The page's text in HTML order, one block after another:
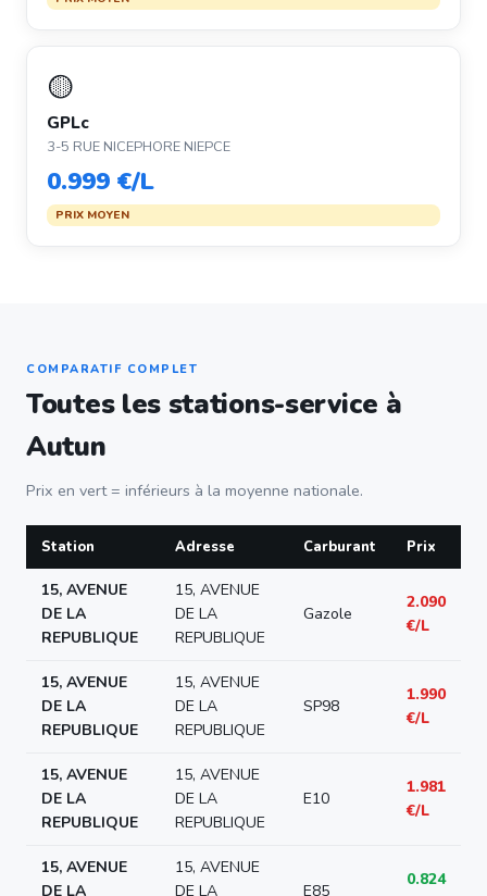
🟡
GPLc
3-5 RUE NICEPHORE NIEPCE
0.999 €/L
PRIX MOYEN
COMPARATIF COMPLET
Toutes les stations-service à
Autun
Prix en vert = inférieurs à la moyenne nationale.
Station Adresse Carburant Prix
15, AVENUE
DE LA
REPUBLIQUE
15, AVENUE
DE LA
REPUBLIQUE
Gazole
2.090
€/L
15, AVENUE
DE LA
REPUBLIQUE
15, AVENUE
DE LA
REPUBLIQUE
SP98
1.990
€/L
15, AVENUE
DE LA
REPUBLIQUE
15, AVENUE
DE LA
REPUBLIQUE
E10
1.981
€/L
15, AVENUE
DE LA
15, AVENUE
DE LA
E85
0.824